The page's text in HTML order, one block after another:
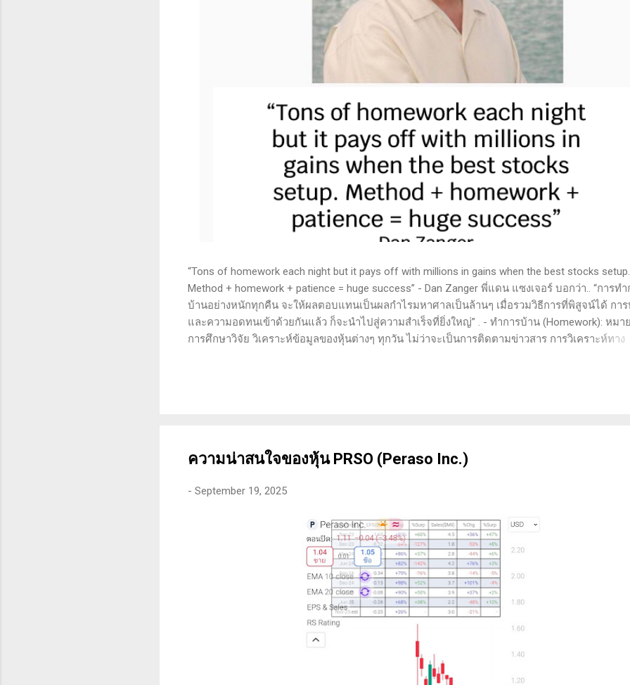
“Tons of homework each night but it pays off with millions in gains when the best stocks setup.
Method + homework + patience = huge success” - Dan Zanger พี่แดน แซงเจอร์ บอกว่า.. “การทำ
บ้านอย่างหนักทุกคืน จะให้ผลตอบแทนเป็นผลกำไรมหาศาลเป็นล้านๆ เมื่อรวมวิธีการที่พิสูจน์ได้ กา
และความอดทนเข้าด้วยกันแล้ว ก็จะนำไปสู่ความสำเร็จที่ยิ่งใหญ่” . - ทำการบ้าน (Homework): หมา
การศึกษาวิจัย วิเคราะห์ข้อมูลของหุ้นต่างๆ ทุกวัน ไม่ว่าจะเป็นการติดตามข่าวสาร การวิเคราะห์ทาง
ความน่าสนใจของหุ้น PRSO (Peraso Inc.)
- September 19, 2025